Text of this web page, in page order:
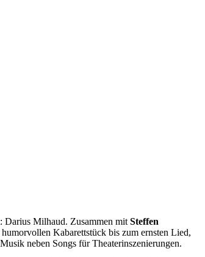
Darius Milhaud. Zusammen mit Steffen
Kabarettstück bis zum ernsten Lied,
neben Songs für Theaterinszenierungen.